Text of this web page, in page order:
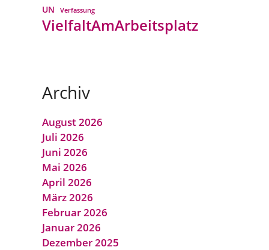
UN
Verfassung
VielfaltAmArbeitsplatz
Archiv
August 2026
Juli 2026
Juni 2026
Mai 2026
April 2026
März 2026
Februar 2026
Januar 2026
Dezember 2025